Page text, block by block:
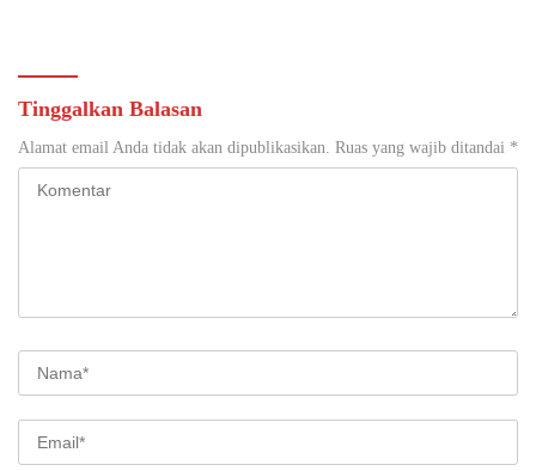
Tinggalkan Balasan
Alamat email Anda tidak akan dipublikasikan. Ruas yang wajib ditandai *